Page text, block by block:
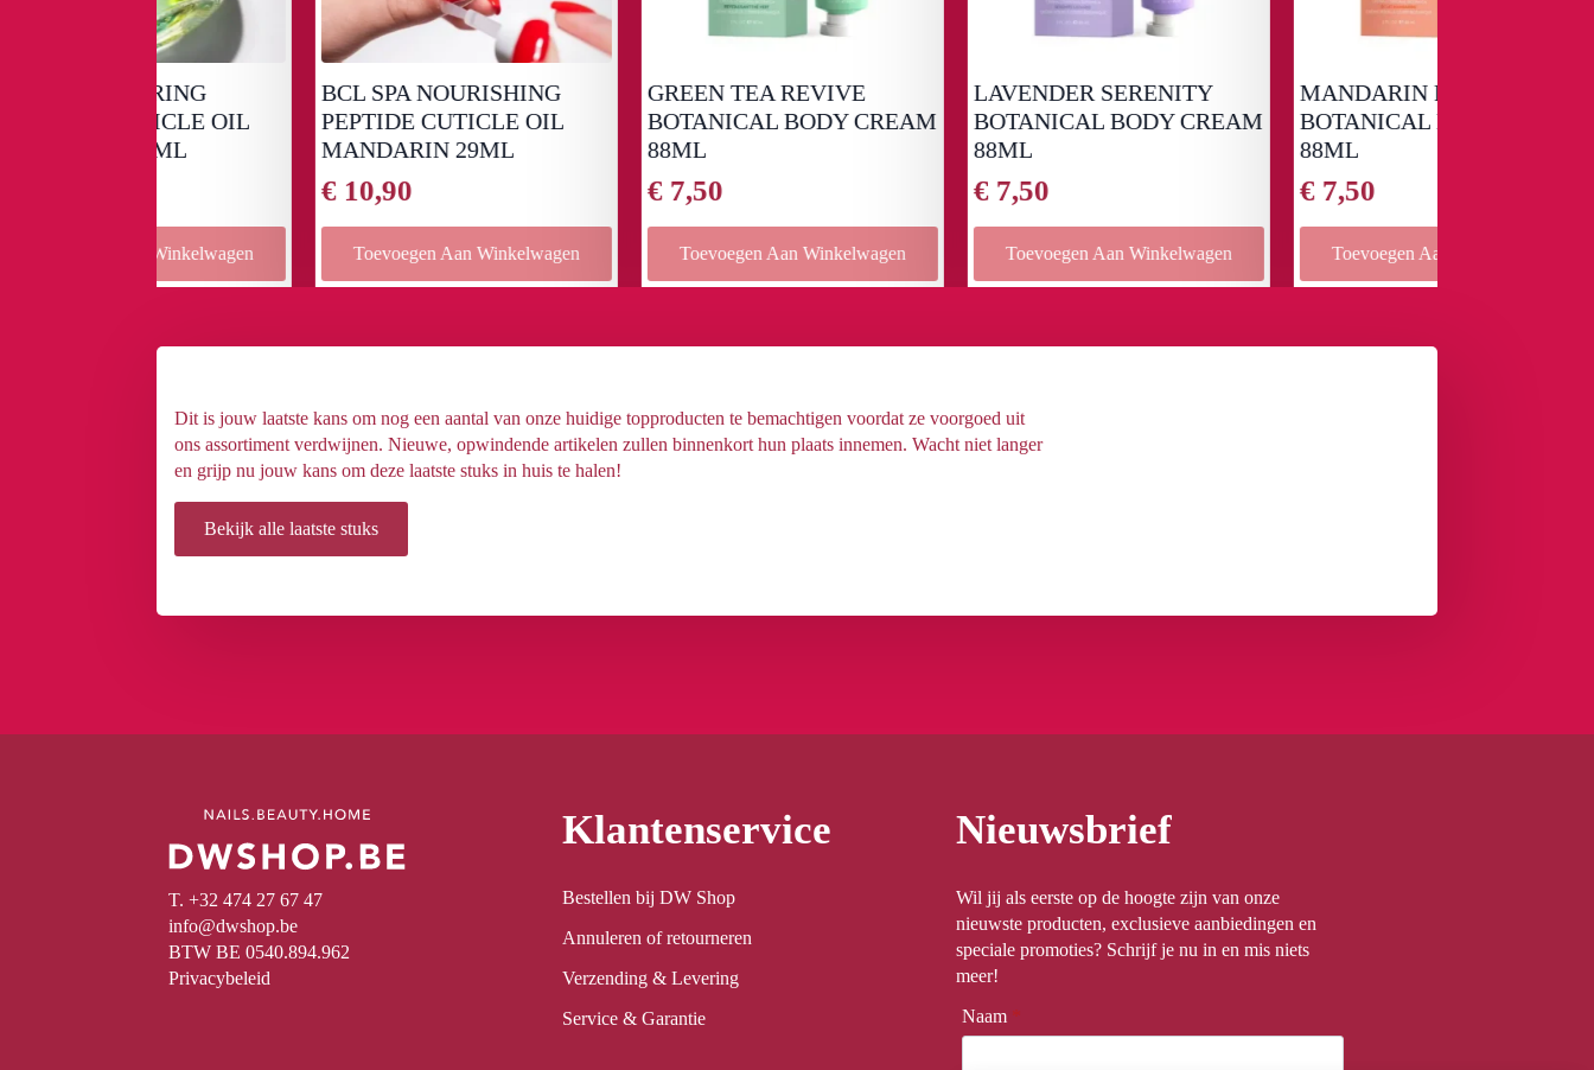
BCL SPA NOURISHING
PEPTIDE CUTICLE OIL
MANDARIN 29ML
Toevoegen Aan Winkelwagen
GREEN TEA REVIVE
BOTANICAL BODY CREAM
88ML
Toevoegen Aan Winkelwagen
LAVENDER SERENITY
BOTANICAL BODY CREAM
Toevoegen Aan Winkelwagen
MANDARIN RADIANCE
BOTANICAL BODY CREAM
Toevoegen Aan Winkelwagen
Dit is jouw laatste kans om nog een aantal van onze huidige topproducten te bemachtigen voordat ze voorgoed uit
ons assortiment verdwijnen. Nieuwe, opwindende artikelen zullen binnenkort hun plaats innemen. Wacht niet langer
en grijp nu jouw kans om deze laatste stuks in huis te halen!
Bekijk alle laatste stuks
T. +32 474 27 67 47
info@dwshop.be
BTW BE 0540.894.962
Privacybeleid
Klantenservice
Bestellen bij DW Shop
Annuleren of retourneren
Verzending & Levering
Service & Garantie
Nieuwsbrief
Wil jij als eerste op de hoogte zijn van onze
nieuwste producten, exclusieve aanbiedingen en
speciale promoties? Schrijf je nu in en mis niets
meer!
Naam *